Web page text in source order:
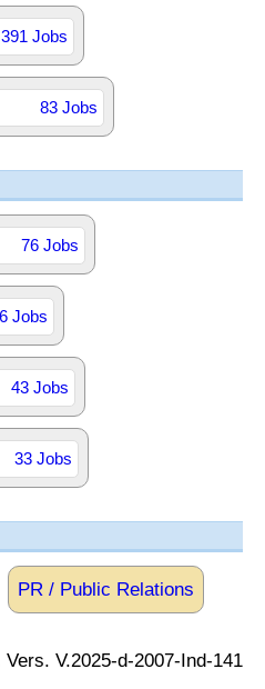
391 Jobs
83 Jobs
76 Jobs
Jobs
43 Jobs
33 Jobs
PR / Public Relations
Vers. V.2025-d-2007-Ind-141